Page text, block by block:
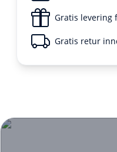
Gratis levering
Gratis retur